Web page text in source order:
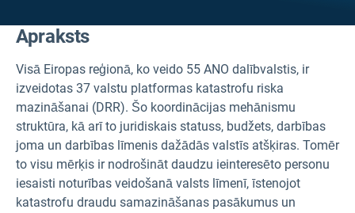
Apraksts
Visā Eiropas reģionā, ko veido 55 ANO dalībvalstis, ir
izveidotas 37 valstu platformas katastrofu riska
mazināšanai (DRR). Šo koordinācijas mehānismu
struktūra, kā arī to juridiskais statuss, budžets, darbības
joma un darbības līmenis dažādās valstīs atšķiras. Tomēr
to visu mērķis ir nodrošināt daudzu ieinteresēto personu
iesaisti noturības veidošanā valsts līmenī, īstenojot
katastrofu draudu samazināšanas pasākumus un